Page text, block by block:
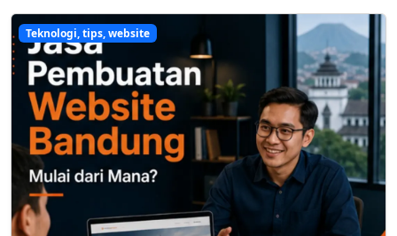
Teknologi, tips, website